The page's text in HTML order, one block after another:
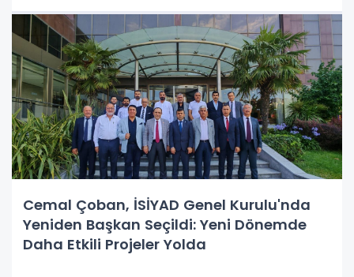
Cemal Çoban, İSİYAD Genel Kurulu'nda
Yeniden Başkan Seçildi: Yeni Dönemde
Daha Etkili Projeler Yolda